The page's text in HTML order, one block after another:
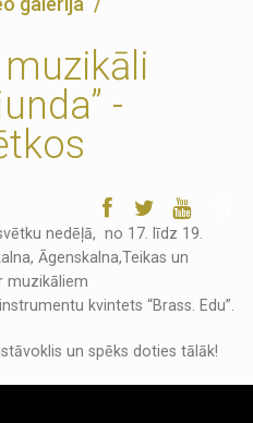
-
nedēļā, no 17. līdz 19.
Āgenskalna,Teikas un
muzikāliem
kvintets “Brass. Edu”.
un spēks doties tālāk!